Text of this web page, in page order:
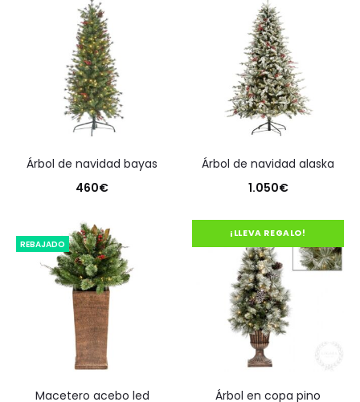
árbol de navidad bayas
460€
árbol de navidad alaska
1.050€
REBAJADO
macetero acebo led
¡LLEVA REGALO!
árbol en copa pino